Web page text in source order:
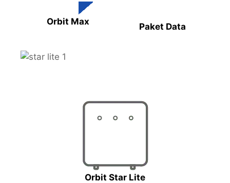
Orbit Max Paket Data
Orbit Star Lite